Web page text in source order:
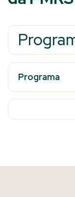
Programa